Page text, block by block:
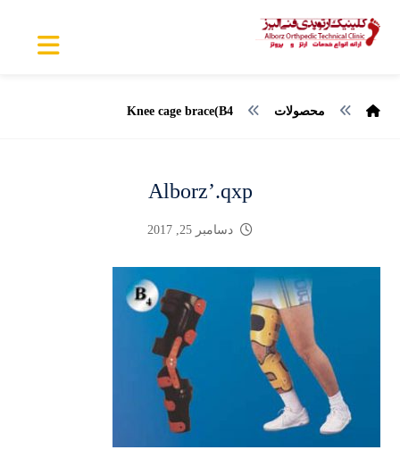
محصولات Knee cage brace(B4
Alborz’.qxp
دسامبر 25, 2017